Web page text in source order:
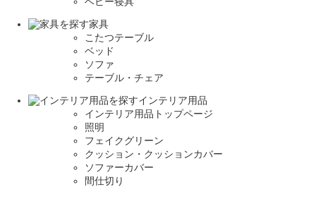
家具
こたつテーブル
ベッド
ソファ
テーブル・チェア
インテリア用品
インテリア用品トップページ
照明
フェイクグリーン
クッション・クッションカバー
ソファーカバー
間仕切り